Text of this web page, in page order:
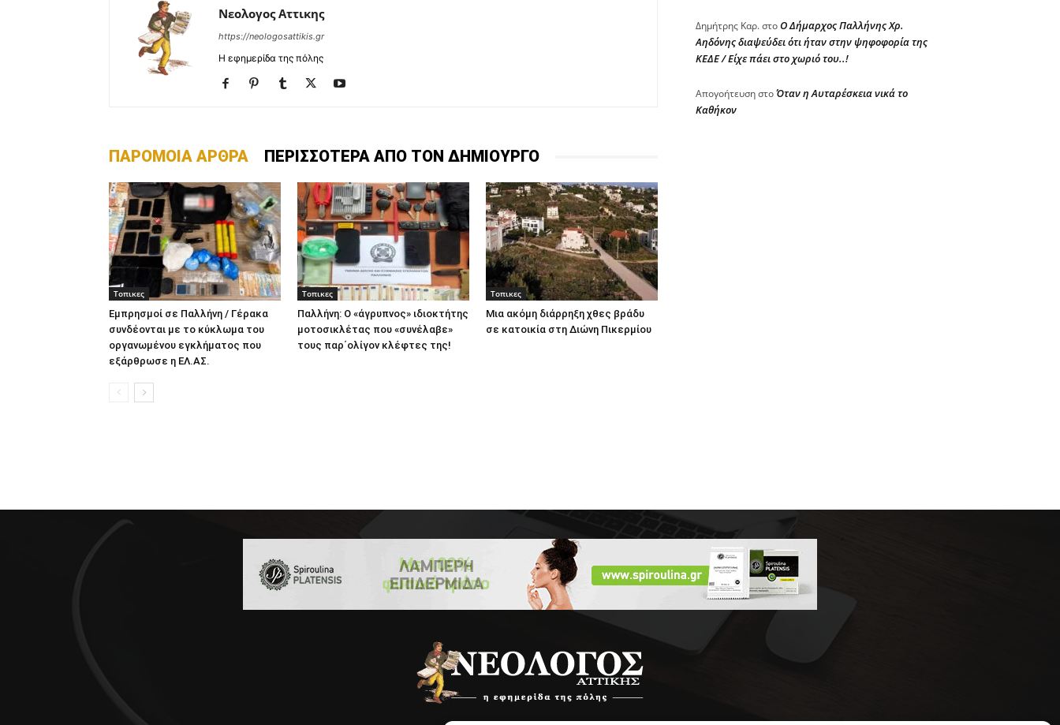
Νεολογος Αττικης
https://neologosattikis.gr
Η εφημερίδα της πόλης
ΠΑΡΟΜΟΙΑ ΑΡΘΡΑ ΠΕΡΙΣΣΟΤΕΡΑ ΑΠΟ ΤΟΝ ΔΗΜΙΟΥΡΓΟ
Τοπικες
Εμπρησμοί σε Παλλήνη / Γέρακα
συνδέονται με το κύκλωμα του
οργανωμένου εγκλήματος που
εξάρθρωσε η ΕΛ.ΑΣ.
Τοπικες
Παλλήνη: Ο «άγρυπνος» ιδιοκτήτης
μοτοσικλέτας που «συνέλαβε»
τους παρ΄ολίγον κλέφτες της!
Τοπικες
Μια ακόμη διάρρηξη χθες βράδυ
σε κατοικία στη Διώνη Πικερμίου
Δημήτρης Καρ.στοΟ Δήμαρχος Παλλήνης Χρ.
Αηδόνης διαψεύδει ότι ήταν στην ψηφοφορία της
ΚΕΔΕ / Είχε πάει στο χωριό του..!
ΑπογοήτευσηστοΌταν η Αυταρέσκεια νικά το
Καθήκον